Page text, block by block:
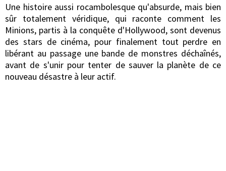
Une histoire aussi rocambolesque qu'absurde, mais bien
sûr totalement véridique, qui raconte comment les
Minions, partis à la conquête d'Hollywood, sont devenus
des stars de cinéma, pour finalement tout perdre en
libérant au passage une bande de monstres déchaînés,
avant de s'unir pour tenter de sauver la planète de ce
nouveau désastre à leur actif.